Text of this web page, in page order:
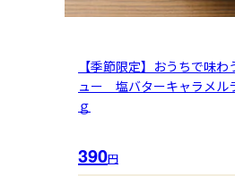
【季節限定】おうちで味
ュー 塩バターキャラメ
ｇ
390円